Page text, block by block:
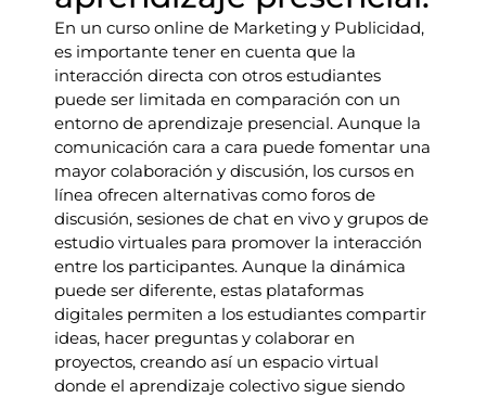
En un curso online de Marketing y Publicidad,
es importante tener en cuenta que la
interacción directa con otros estudiantes
puede ser limitada en comparación con un
entorno de aprendizaje presencial. Aunque la
comunicación cara a cara puede fomentar una
mayor colaboración y discusión, los cursos en
línea ofrecen alternativas como foros de
discusión, sesiones de chat en vivo y grupos de
estudio virtuales para promover la interacción
entre los participantes. Aunque la dinámica
puede ser diferente, estas plataformas
digitales permiten a los estudiantes compartir
ideas, hacer preguntas y colaborar en
proyectos, creando así un espacio virtual
donde el aprendizaje colectivo sigue siendo